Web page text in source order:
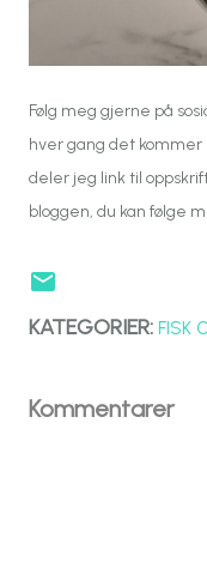
Følg meg gjerne på
hver gang det kommer
deler jeg link til
bloggen, du kan følge
KATEGORIER: FISK
Kommentarer